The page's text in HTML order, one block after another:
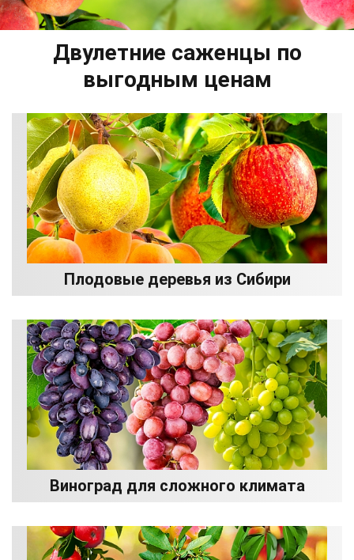
Двулетние саженцы по
выгодным ценам
Плодовые деревья из Сибири
Виноград для сложного климата